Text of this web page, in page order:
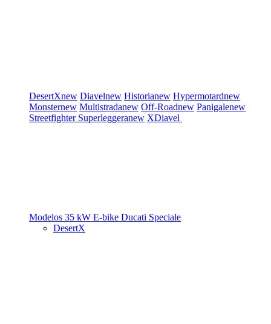
DesertXnew Diavelnew Historianew Hypermotardnew
Monsternew Multistradanew Off-Roadnew Panigalenew
Streetfighter Superleggeranew XDiavel
Modelos 35 kW E-bike Ducati Speciale
DesertX